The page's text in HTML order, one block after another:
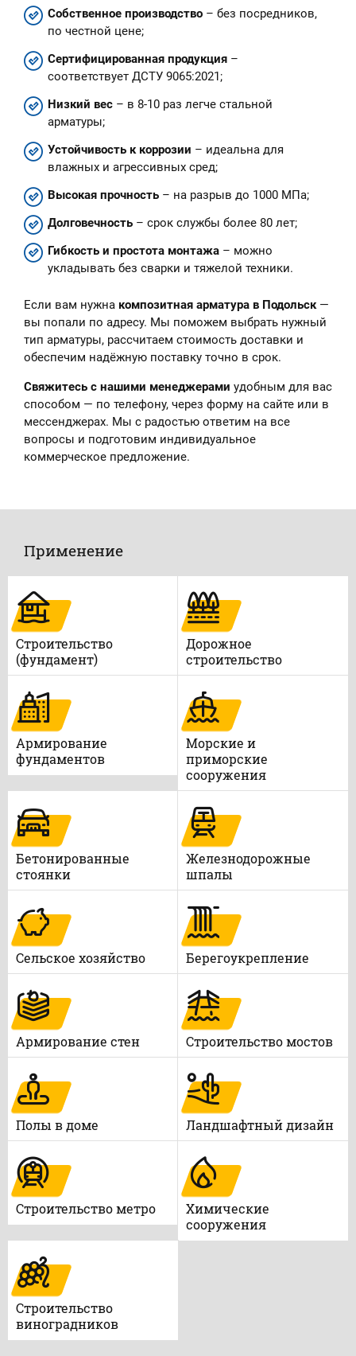
Собственное производство – без посредников,
по честной цене;
Сертифицированная продукция –
соответствует ДСТУ 9065:2021;
Низкий вес – в 8-10 раз легче стальной
арматуры;
Устойчивость к коррозии – идеальна для
влажных и агрессивных сред;
Высокая прочность – на разрыв до 1000 МПа;
Долговечность – срок службы более 80 лет;
Гибкость и простота монтажа – можно
укладывать без сварки и тяжелой техники.
Если вам нужна композитная арматура в Подольск—
вы попали по адресу. Мы поможем выбрать нужный
тип арматуры, рассчитаем стоимость доставки и
обеспечим надёжную поставку точно в срок.
Свяжитесь с нашими менеджерами удобным для вас
способом — по телефону, через форму на сайте или в
мессенджерах. Мы с радостью ответим на все
вопросы и подготовим индивидуальное
коммерческое предложение.
Применение
Строительство
(фундамент)
Дорожное
строительство
Армирование
фундаментов
Морские и
приморские
сооружения
Бетонированные
стоянки
Железнодорожные
шпалы
Сельское хозяйство Берегоукрепление
Армирование стен Строительство мостов
Полы в доме Ландшафтный дизайн
Строительство метро
Химические
сооружения
Строительство
виноградников